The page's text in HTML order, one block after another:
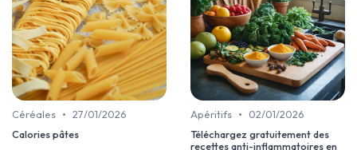
Céréales • 27/01/2026
Calories pâtes
Apéritifs •
02/01/2026
Téléchargez gratuitement des
recettes anti-inflammatoires en